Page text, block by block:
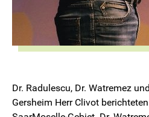
Dr. Radulescu, Dr. Watremez
Gersheim Herr Clivot